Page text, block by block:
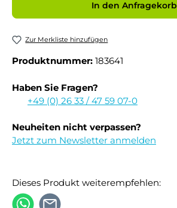
In den Anfragekorb
Zur Merkliste hinzufügen
Produktnummer: 183641
Haben Sie Fragen?
+49 (0) 26 33 / 47 59 07-0
Neuheiten nicht verpassen?
Jetzt zum Newsletter anmelden
Dieses Produkt weiterempfehlen: